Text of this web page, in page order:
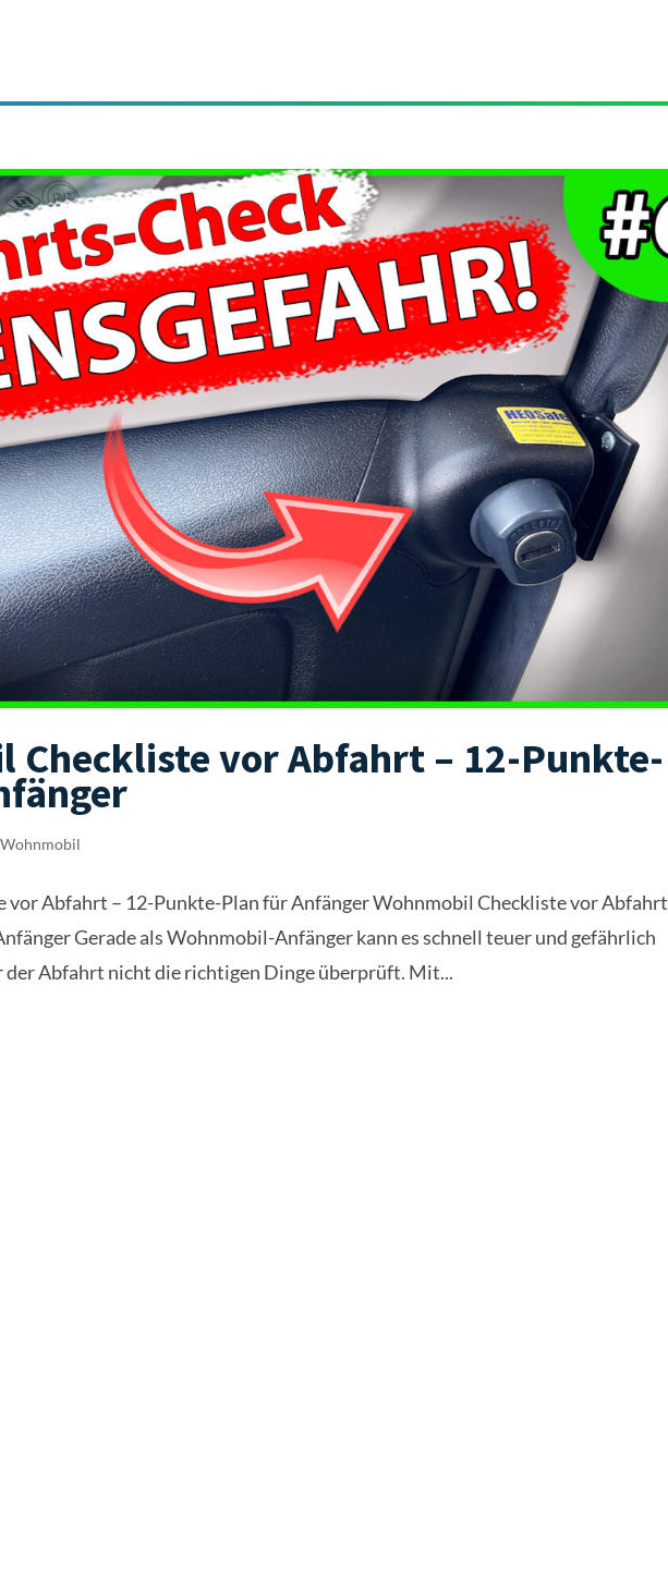
Checkliste vor Abfahrt – 12-Punkte-
Wohnmobil
vor Abfahrt – 12-Punkte-Plan für Anfänger Wohnmobil Checkliste vor Abfahrt
Gerade als Wohnmobil-Anfänger kann es schnell teuer und gefährlich
der Abfahrt nicht die richtigen Dinge überprüft. Mit...